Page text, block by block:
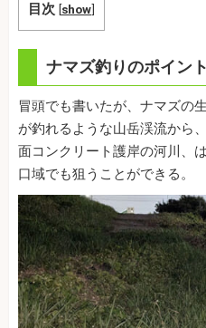
目次 [show]
ナマズ釣りのポイント
冒頭でも書いたが、ナマズの
が釣れるような山岳渓流から
面コンクリート護岸の河川、
口域でも狙うことができる。